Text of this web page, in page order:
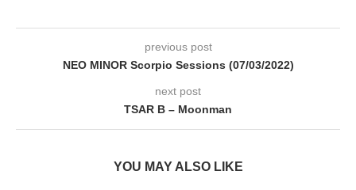
previous post
NEO MINOR Scorpio Sessions (07/03/2022)
next post
TSAR B – Moonman
YOU MAY ALSO LIKE